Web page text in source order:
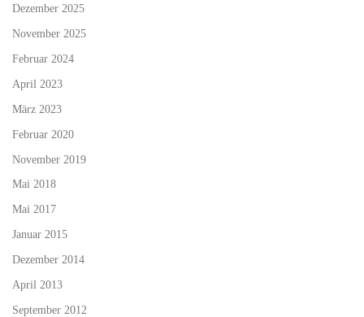
Dezember 2025
November 2025
Februar 2024
April 2023
März 2023
Februar 2020
November 2019
Mai 2018
Mai 2017
Januar 2015
Dezember 2014
April 2013
September 2012